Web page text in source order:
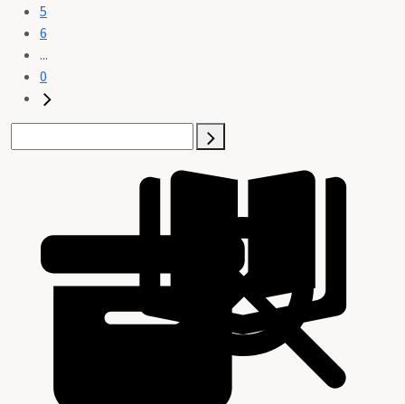
5
6
...
0